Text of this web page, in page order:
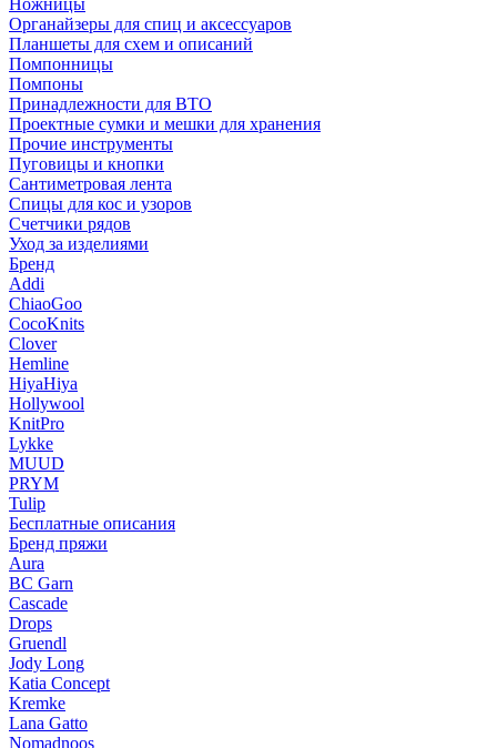
Ножницы
Органайзеры для спиц и аксессуаров
Планшеты для схем и описаний
Помпонницы
Помпоны
Принадлежности для ВТО
Проектные сумки и мешки для хранения
Прочие инструменты
Пуговицы и кнопки
Сантиметровая лента
Спицы для кос и узоров
Счетчики рядов
Уход за изделиями
Бренд
Addi
ChiaoGoo
CocoKnits
Clover
Hemline
HiyaHiya
Hollywool
KnitPro
Lykke
MUUD
PRYM
Tulip
Бесплатные описания
Бренд пряжи
Aura
BC Garn
Cascade
Drops
Gruendl
Jody Long
Katia Concept
Kremke
Lana Gatto
Nomadnoos